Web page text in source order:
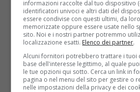
Il dono raffigura la
difficoltà della pandemia e della
informazioni raccolte dal tuo dispositivo
identificatori univoci e altri dati del
essere condivise con questi ultimi, da
memorizzate oppure essere usate nello
sito. Noi e i nostri partner potremmo
localizzazione esatti. Elenco dei partner.
Alcuni fornitori potrebbero trattare i tuoi
base dell'interesse legittimo, al quale
le tue opzioni qui sotto. Cerca un link in
pagina o nel menu del sito per gestire o
nelle impostazioni della privacy e dei